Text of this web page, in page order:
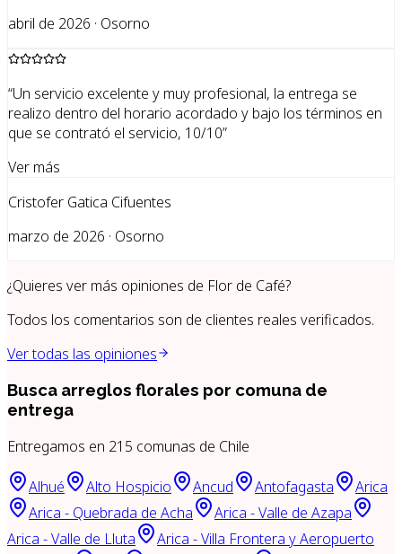
abril de 2026 · Osorno
“Un servicio excelente y muy profesional, la entrega se
realizo dentro del horario acordado y bajo los términos en
que se contrató el servicio, 10/10”
Ver más
Cristofer Gatica Cifuentes
marzo de 2026 · Osorno
¿Quieres ver más opiniones de Flor de Café?
Todos los comentarios son de clientes reales verificados.
Ver todas las opiniones
Busca arreglos florales por comuna de
entrega
Entregamos en 215 comunas de Chile
Alhué Alto Hospicio Ancud Antofagasta
Arica
Arica - Quebrada de Acha
Arica - Valle de Azapa
Arica - Valle de Lluta
Arica - Villa Frontera y Aeropuerto